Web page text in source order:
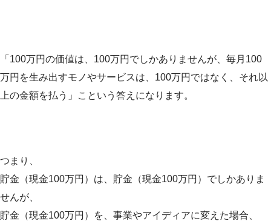
「100万円の価値は、100万円でしかありませんが、毎月100
万円を生み出すモノやサービスは、100万円ではなく、それ以
上の金額を払う」こという答えになります。
つまり、
貯金（現金100万円）は、貯金（現金100万円）でしかありま
せんが、
貯金（現金100万円）を、事業やアイディアに変えた場合、